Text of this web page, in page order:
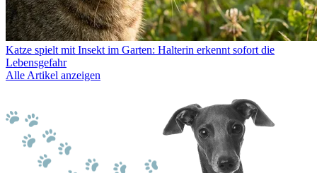
Katze spielt mit Insekt im Garten: Halterin erkennt sofort die
Lebensgefahr
Alle Artikel anzeigen